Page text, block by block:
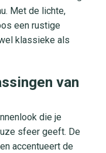
Met de lichte,
een rustige
klassieke als
van
die je
sfeer geeft. De
accentueert de